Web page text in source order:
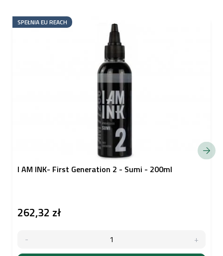
SPEŁNIA EU REACH
I AM INK- First Generation 2 - Sumi - 200ml
262,32 zł